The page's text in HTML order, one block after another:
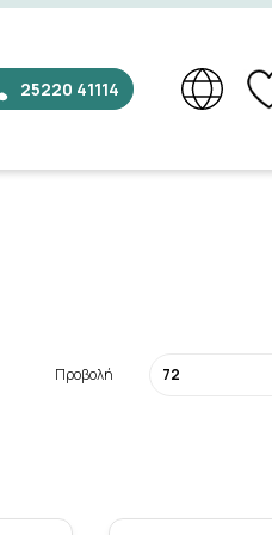
25220 41114
Προβολή